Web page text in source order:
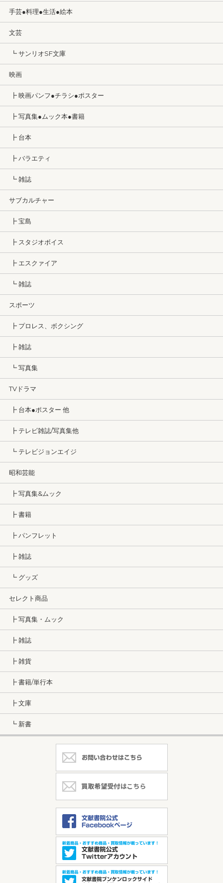
手芸●料理●生活●絵本
文芸
┗ サンリオSF文庫
映画
┣ 映画パンフ●チラシ●ポスター
┣ 写真集●ムック本●書籍
┣ 台本
┣ バラエティ
┗ 雑誌
サブカルチャー
┣ 宝島
┣ スタジオボイス
┣ エスクァイア
┗ 雑誌
スポーツ
┣ プロレス、ボクシング
┣ 雑誌
┗ 写真集
TVドラマ
┣ 台本●ポスター 他
┣ テレビ雑誌/写真集他
┗ テレビジョンエイジ
昭和芸能
┣ 写真集&ムック
┣ 書籍
┣ パンフレット
┣ 雑誌
┗ グッズ
セレクト商品
┣ 写真集・ムック
┣ 雑誌
┣ 雑貨
┣ 書籍/単行本
┣ 文庫
┗ 新書